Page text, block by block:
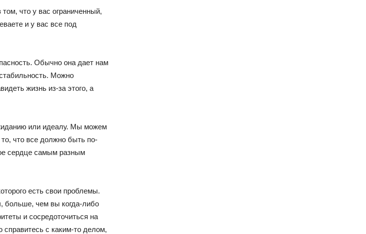
что у вас ограниченный,
и у вас все под
Обычно она дает нам
Можно
жизнь из-за этого, а
или идеалу. Мы можем
что все должно быть по-
сердце самым разным
есть свои проблемы.
больше, чем вы когда-либо
и сосредоточиться на
с каким-то делом,